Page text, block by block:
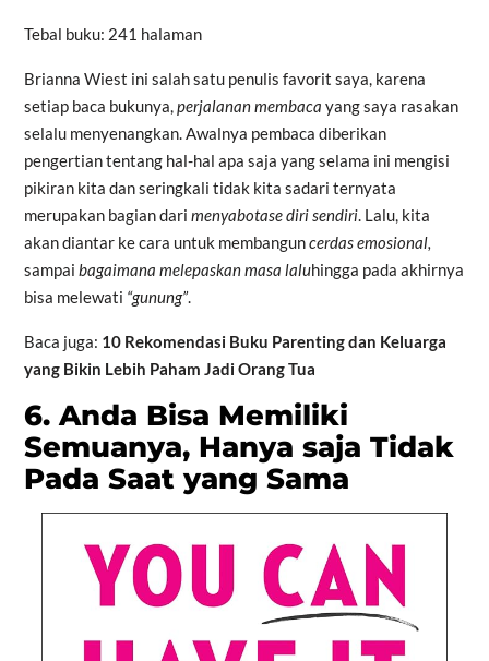
Tebal buku: 241 halaman
Brianna Wiest ini salah satu penulis favorit saya, karena
setiap baca bukunya,perjalanan membaca yang saya rasakan
selalu menyenangkan. Awalnya pembaca diberikan
pengertian tentang hal-hal apa saja yang selama ini mengisi
pikiran kita dan seringkali tidak kita sadari ternyata
merupakan bagian dari menyabotase diri sendiri. Lalu, kita
akan diantar ke cara untuk membanguncerdas emosional,
sampai bagaimana melepaskan masa laluhingga pada akhirnya
bisa melewati “gunung”.
Baca juga: 10 Rekomendasi Buku Parenting dan Keluarga
yang Bikin Lebih Paham Jadi Orang Tua
6. Anda Bisa Memiliki
Semuanya, Hanya saja Tidak
Pada Saat yang Sama